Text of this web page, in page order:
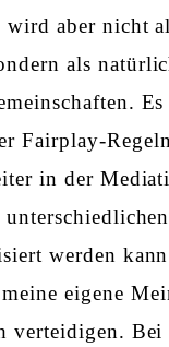
aber nicht
als
Fairplay-
in der
werden
eigene
verteidigen. Bei